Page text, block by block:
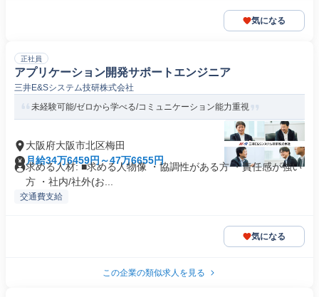
気になる
正社員
アプリケーション開発サポートエンジニア
三井E&Sシステム技研株式会社
未経験可能/ゼロから学べる/コミュニケーション能力重視
大阪府大阪市北区梅田
月給34万6459円～47万6655円
求める人材: ■求める人物像 ・協調性がある方 ・責任感が強い
方 ・社内/社外(お...
交通費支給
気になる
この企業の類似求人を見る